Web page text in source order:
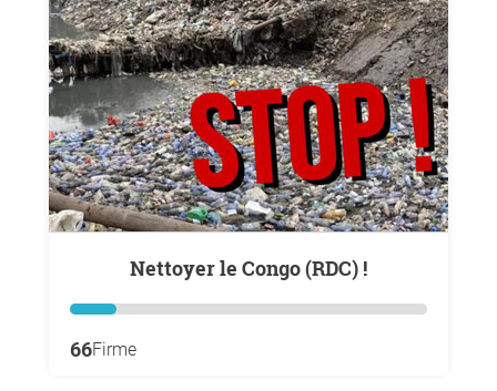
Nettoyer le Congo (RDC) !
66Firme